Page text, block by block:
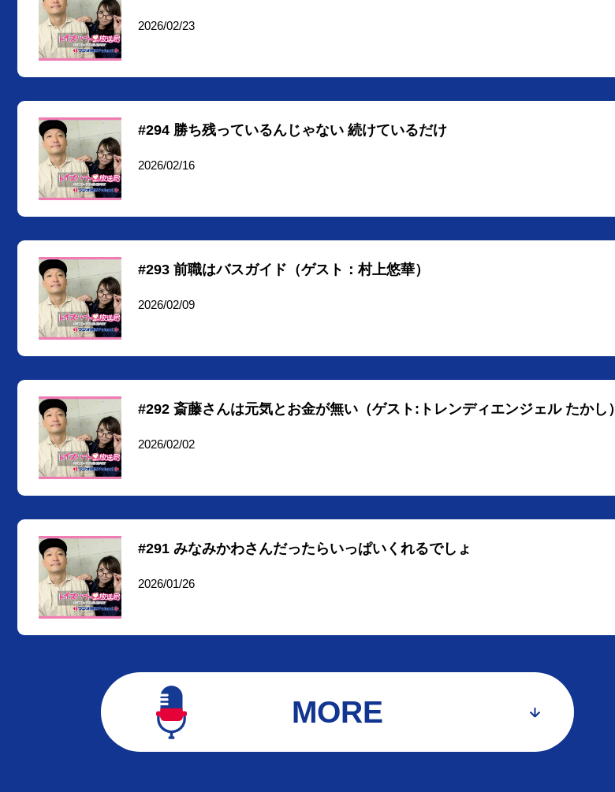
2026/02/23
#294 勝ち残っているんじゃない 続けているだけ
2026/02/16
#293 前職はバスガイド（ゲスト：村上悠華）
2026/02/09
#292 斎藤さんは元気とお金が無い（ゲスト:トレンディエンジェル たかし）
2026/02/02
#291 みなみかわさんだったらいっぱいくれるでしょ
2026/01/26
MORE